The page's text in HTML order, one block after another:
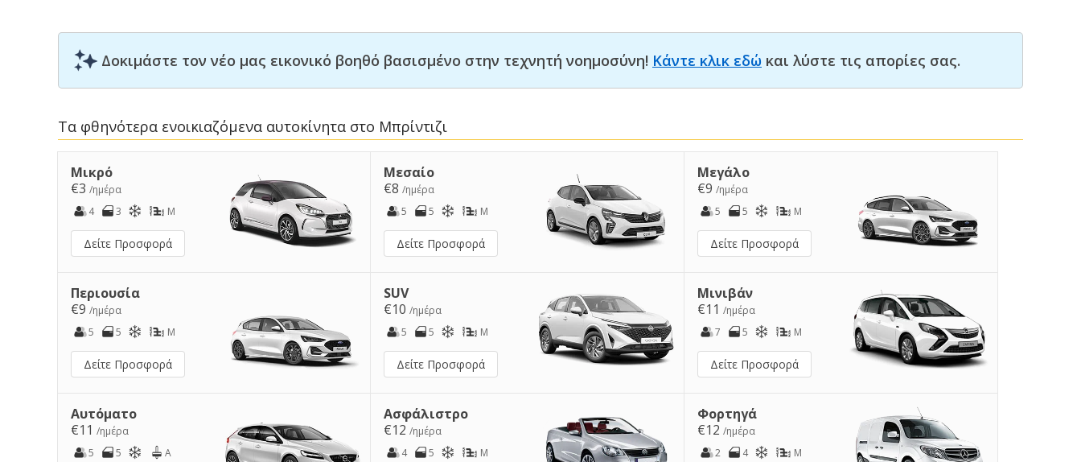
Δοκιμάστε τον νέο μας εικονικό βοηθό βασισμένο στην τεχνητή νοημοσύνη! Κάντε κλικ εδώ και λύστε τις απορίες σας.
Τα φθηνότερα ενοικιαζόμενα αυτοκίνητα στο Μπρίντιζι
Μικρό
€3 /ημέρα
4
3 M
Δείτε Προσφορά
Μεσαίο
€8/ημέρα
5
5 M
Δείτε Προσφορά
Μεγάλο
€9 /ημέρα
5
5 M
Δείτε Προσφορά
Περιουσία
€9 /ημέρα
5
5 M
Δείτε Προσφορά
SUV
€10/ημέρα
5
5 M
Δείτε Προσφορά
Μινιβάν
€11 /ημέρα
7
5 M
Δείτε Προσφορά
Αυτόματο
€11 /ημέρα
5
5 A
Ασφάλιστρο
€12/ημέρα
4
5 M
Φορτηγά
€12 /ημέρα
2
4 M